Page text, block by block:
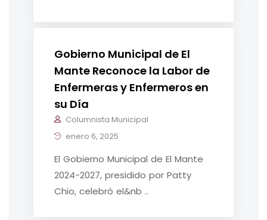
Gobierno Municipal de El
Mante Reconoce la Labor de
Enfermeras y Enfermeros en
su Día
Columnista Municipal
enero 6, 2025
El Gobierno Municipal de El Mante
2024-2027, presidido por Patty
Chio, celebró el&nb ..